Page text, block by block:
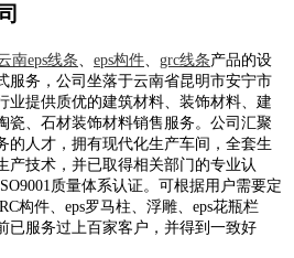
南eps线条 eps构件 grc线条产品的设
服务，公司坐落于云南省昆明市安宁市
业提供质优的建筑材料、装饰材料、建
瓷、石材装饰材料销售服务。公司汇聚
的人才，拥有现代化生产车间，全套生
产技术，并已取得相关部门的专业认
质量体系认证。可根据用户需要定
构件、eps罗马柱、浮雕、eps花瓶栏
已服务过上百家客户，并得到一致好